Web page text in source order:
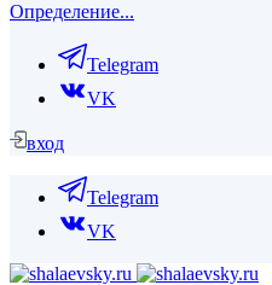
Определение...
Telegram
VK
вход
Telegram
VK